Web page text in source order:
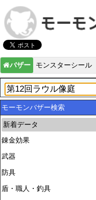
バザー モンスターシール
モーモンバザー検索
新着データ
錬金効果
武器
防具
盾・職人・釣具